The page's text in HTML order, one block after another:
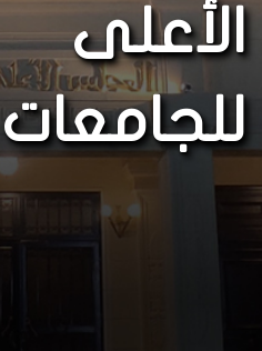
الأعلى
للجامعات